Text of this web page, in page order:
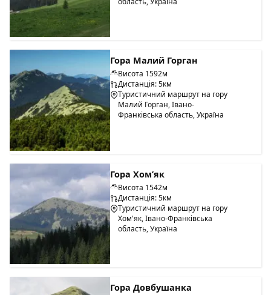
Гора Малий Горган
Висота 1592м
Дистанція: 5км
Туристичний маршрут на гору
Малий Горган, Івано-
Франківська область, Україна
Гора Хом’як
Висота 1542м
Дистанція: 5км
Туристичний маршрут на гору
Хом'як, Івано-Франківська
область, Україна
Гора Довбушанка